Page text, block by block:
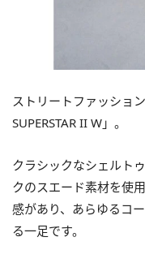
ストリートファッショ
SUPERSTAR II W」。
クラシックなシェルト
クのスエード素材を使
感があり、あらゆるコ
る一足です。